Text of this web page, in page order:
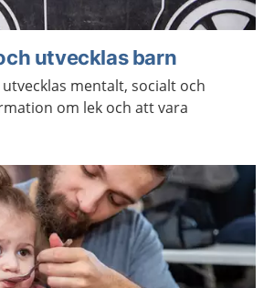
utvecklas barn
mentalt, socialt och
om lek och att vara